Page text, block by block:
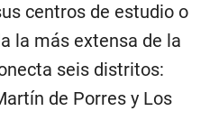
centros de estudio o
la más extensa de la
seis distritos:
de Porres y Los